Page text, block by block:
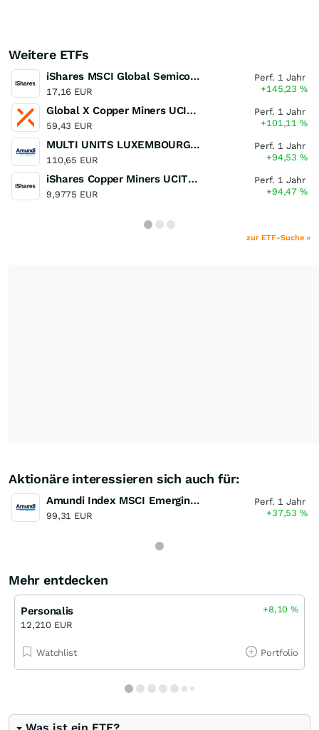
Weitere ETFs
iShares MSCI Global Semiconductors UCITS ETF USD (Acc)
17,16 EUR
Perf. 1 Jahr
+145,23%
Global X Copper Miners UCITS ETF USD Acc
59,43 EUR
Perf. 1 Jahr
+101,11%
MULTI UNITS LUXEMBOURG - Lyxor MSCI Semiconductors ESG Filtered
110,65 EUR
Perf. 1 Jahr
+94,53%
iShares Copper Miners UCITS ETF
9,9775 EUR
Perf. 1 Jahr
+94,47%
zur ETF-Suche »
Aktionäre interessieren sich auch für:
Amundi Index MSCI Emerging Markets Capitalisation
99,31 EUR
Perf. 1 Jahr
+37,53%
Mehr entdecken
Personalis
12,210 EUR
+8,10%
Watchlist Portfolio